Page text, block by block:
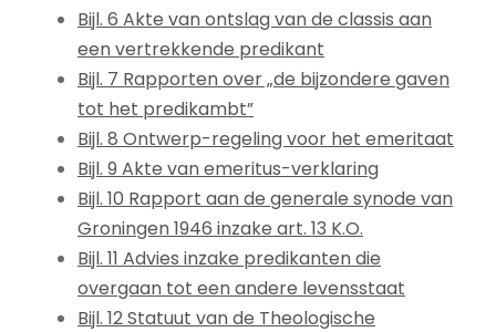
Bijl. 6 Akte van ontslag van de classis aan
een vertrekkende predikant
Bijl. 7 Rapporten over „de bijzondere gaven
tot het predikambt”
Bijl. 8 Ontwerp-regeling voor het emeritaat
Bijl. 9 Akte van emeritus-verklaring
Bijl. 10 Rapport aan de generale synode van
Groningen 1946 inzake art. 13 K.O.
Bijl. 11 Advies inzake predikanten die
overgaan tot een andere levensstaat
Bijl. 12 Statuut van de Theologische